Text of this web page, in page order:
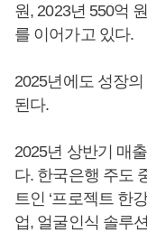
원, 2023년 550억
를 이어가고 있다.
2025년에도 성장
된다.
2025년 상반기 매
다. 한국은행 주도
트인 ‘프로젝트 한
업, 얼굴인식 솔루